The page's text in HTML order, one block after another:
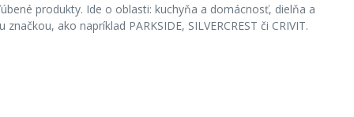
produkty. Ide o oblasti: kuchyňa a domácnosť, dielňa a
ako napríklad PARKSIDE, SILVERCREST či CRIVIT.